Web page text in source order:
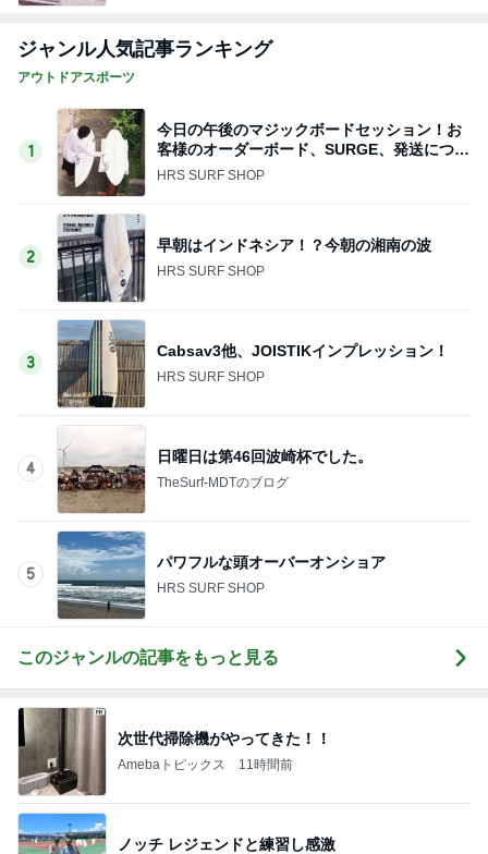
ジャンル人気記事ランキング
アウトドアスポーツ
1
今日の午後のマジックボードセッション！お
客様のオーダーボード、SURGE、発送につい
て
HRS SURF SHOP
2
早朝はインドネシア！？今朝の湘南の波
HRS SURF SHOP
3
Cabsav3他、JOISTIKインプレッション！
HRS SURF SHOP
4
日曜日は第46回波崎杯でした。
TheSurf-MDTのブログ
5
パワフルな頭オーバーオンショア
HRS SURF SHOP
このジャンルの記事をもっと見る
次世代掃除機がやってきた！！
Amebaトピックス 11時間前
ノッチ レジェンドと練習し感激